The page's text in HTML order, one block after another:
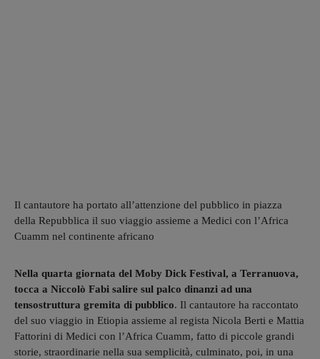
Il cantautore ha portato all’attenzione del pubblico in piazza
della Repubblica il suo viaggio assieme a Medici con l’Africa
Cuamm nel continente africano
Nella quarta giornata del Moby Dick Festival, a Terranuova,
tocca a Niccolò Fabi salire sul palco dinanzi ad una
tensostruttura gremita di pubblico. Il cantautore ha raccontato
del suo viaggio in Etiopia assieme al regista Nicola Berti e Mattia
Fattorini di Medici con l’Africa Cuamm, fatto di piccole grandi
storie, straordinarie nella sua semplicità, culminato, poi, in una